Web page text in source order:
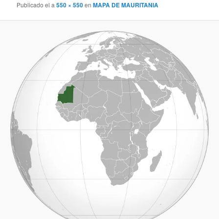
Publicado el a550 × 550enMAPA DE MAURITANIA